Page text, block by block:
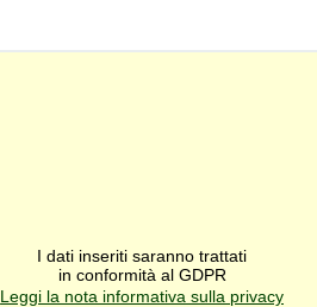
I dati inseriti saranno trattati
in conformità al GDPR
Leggi la nota informativa sulla privacy